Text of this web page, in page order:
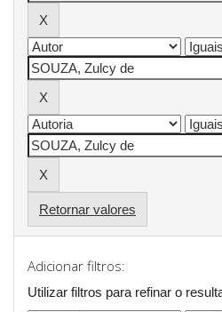
Retornar valores
Adicionar filtros:
Utilizar filtros para refinar o